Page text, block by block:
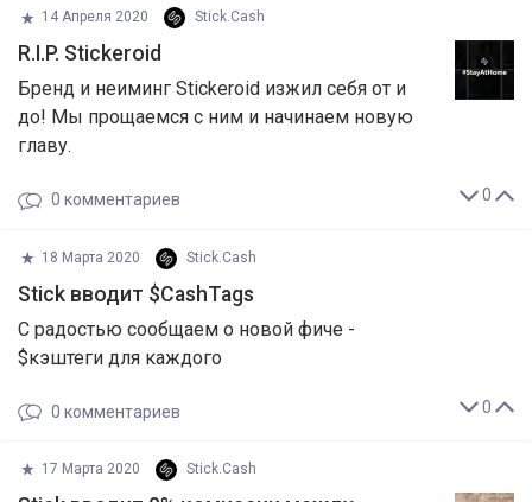
14 Апреля 2020 Stick.Cash
R.I.P. Stickeroid
Бренд и неиминг Stickeroid изжил себя от и
до! Мы прощаемся с ним и начинаем новую
главу.
0
0 комментариев
18 Марта 2020 Stick.Cash
Stick вводит $CashTags
С радостью сообщаем о новой фиче -
$кэштеги для каждого
0
0 комментариев
17 Марта 2020 Stick.Cash